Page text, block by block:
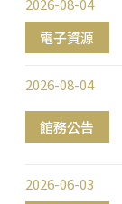
電子資源
2026-08-04
館務公告
2026-08-04
2026-06-03